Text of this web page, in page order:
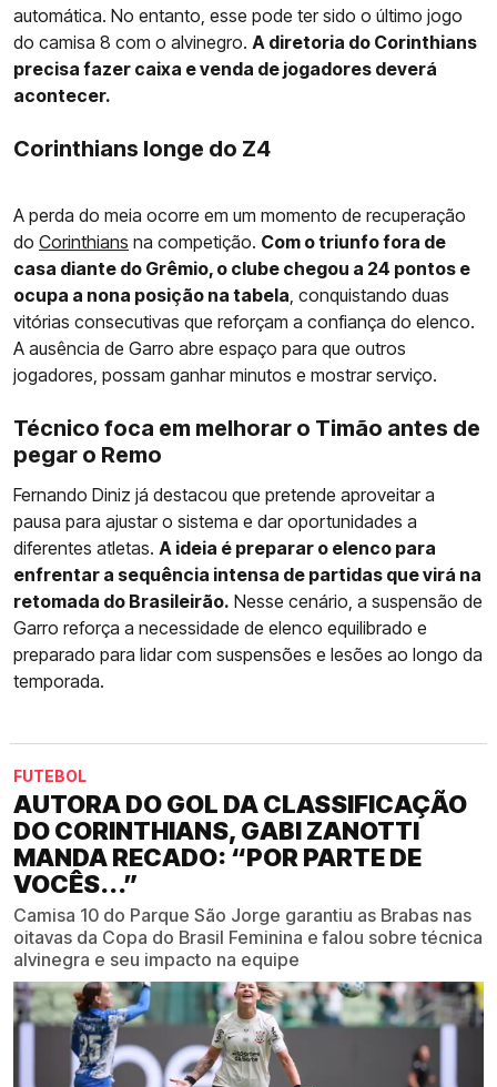
automática. No entanto, esse pode ter sido o último jogo
do camisa 8 com o alvinegro. A diretoria do Corinthians
precisa fazer caixa e venda de jogadores deverá
acontecer.
Corinthians longe do Z4
A perda do meia ocorre em um momento de recuperação
do Corinthians na competição. Com o triunfo fora de
casa diante do Grêmio, o clube chegou a 24 pontos e
ocupa a nona posição na tabela , conquistando duas
vitórias consecutivas que reforçam a confiança do elenco.
A ausência de Garro abre espaço para que outros
jogadores, possam ganhar minutos e mostrar serviço.
Técnico foca em melhorar o Timão antes de
pegar o Remo
Fernando Diniz já destacou que pretende aproveitar a
pausa para ajustar o sistema e dar oportunidades a
diferentes atletas. A ideia é preparar o elenco para
enfrentar a sequência intensa de partidas que virá na
retomada do Brasileirão. Nesse cenário, a suspensão de
Garro reforça a necessidade de elenco equilibrado e
preparado para lidar com suspensões e lesões ao longo da
temporada.
FUTEBOL
AUTORA DO GOL DA CLASSIFICAÇÃO
DO CORINTHIANS, GABI ZANOTTI
MANDA RECADO: “POR PARTE DE
VOCÊS...”
Camisa 10 do Parque São Jorge garantiu as Brabas nas
oitavas da Copa do Brasil Feminina e falou sobre técnica
alvinegra e seu impacto na equipe